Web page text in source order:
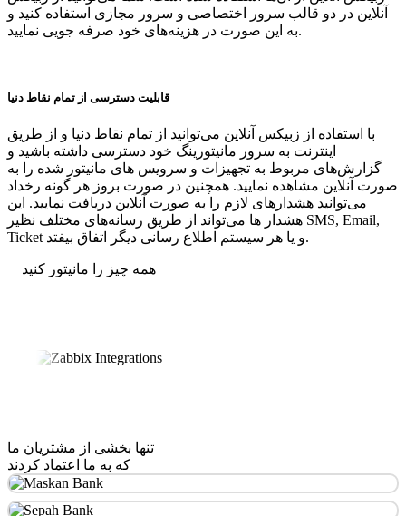
آنلاین در دو قالب سرور اختصاصی و سرور مجازی استفاده کنید و
به این صورت در هزینه‌های خود صرفه جویی نمایید.
قابلیت دسترسی از تمام نقاط دنیا
با استفاده از زبیکس آنلاین می‌توانید از تمام نقاط دنیا و از طریق
اینترنت به سرور مانیتورینگ خود دسترسی داشته باشید و
گزارش‌های مربوط به تجهیزات و سرویس های مانیتور شده را به
صورت آنلاین مشاهده نمایید. همچنین در صورت بروز هر گونه رخداد
می‌توانید هشدارهای لازم را به صورت آنلاین دریافت نمایید. این
هشدار ها می‌تواند از طریق رسانه‌های مختلف نظیر SMS, Email,
Ticket و یا هر سیستم اطلاع رسانی دیگر اتفاق بیفتد.
همه چیز را مانیتور کنید
تنها بخشی از مشتریان ما
که به ما اعتماد کردند